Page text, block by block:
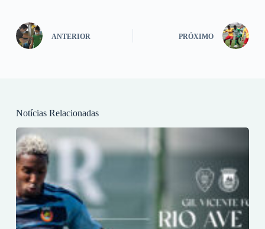
ANTERIOR PRÓXIMO
Notícias Relacionadas